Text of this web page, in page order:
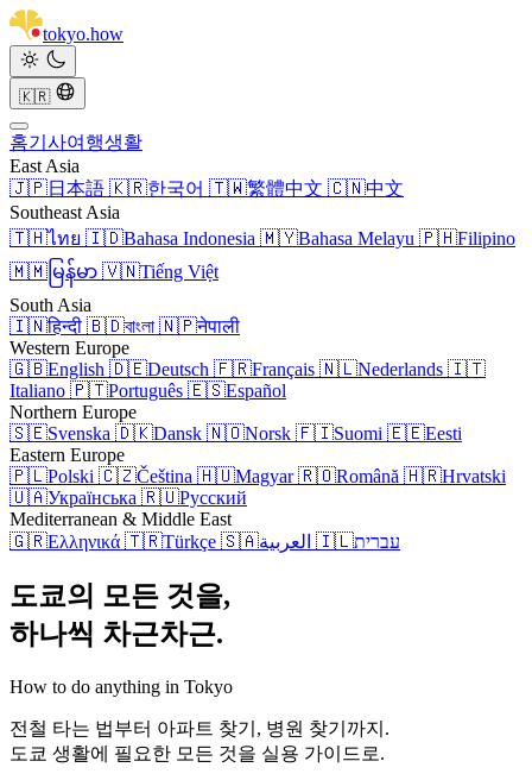
tokyo.how
🇰🇷
홈기사여행생활
East Asia
🇯🇵日本語 🇰🇷한국어 🇹🇼繁體中文 🇨🇳中文
Southeast Asia
🇹🇭ไทย 🇮🇩Bahasa Indonesia 🇲🇾Bahasa Melayu 🇵🇭Filipino
🇲🇲 မြန်မာ 🇻🇳Tiếng Việt
South Asia
🇮🇳हिन्दी 🇧🇩বাংলা 🇳🇵नेपाली
Western Europe
🇬🇧English 🇩🇪Deutsch 🇫🇷Français 🇳🇱Nederlands 🇮🇹
Italiano 🇵🇹Português 🇪🇸Español
Northern Europe
🇸🇪Svenska 🇩🇰Dansk 🇳🇴Norsk 🇫🇮Suomi 🇪🇪Eesti
Eastern Europe
🇵🇱Polski 🇨🇿Čeština 🇭🇺Magyar🇷🇴Română 🇭🇷Hrvatski
🇺🇦Українська 🇷🇺Русский
Mediterranean & Middle East
🇬🇷Ελληνικά 🇹🇷Türkçe 🇸🇦 🇮🇱עברית
도쿄의 모든 것을,
하나씩 차근차근.
How to do anything in Tokyo
전철 타는 법부터 아파트 찾기, 병원 찾기까지.
도쿄 생활에 필요한 모든 것을 실용 가이드로.